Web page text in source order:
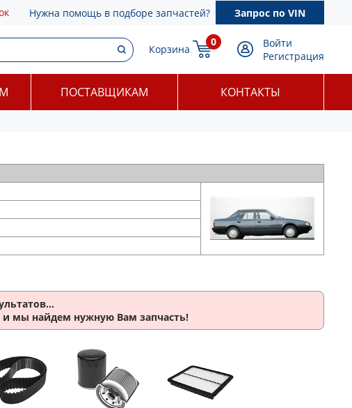
Нужна помощь в подборе запчастей? Запрос по VIN
Корзина
0
Войти
Регистрация
ПОСТАВЩИКАМ КОНТАКТЫ
и мы найдем нужную Вам запчасть!